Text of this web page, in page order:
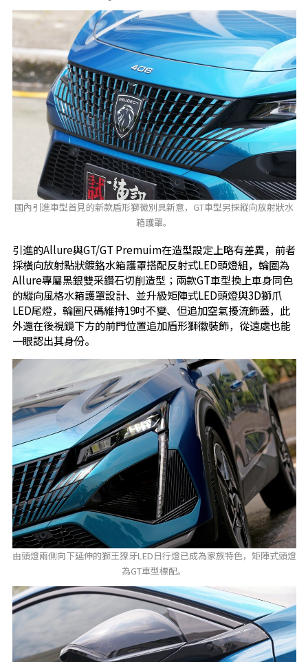
國內引進車型首見的新款盾形獅徽別具新意，GT車型另採縱向放射狀水
箱護罩。
引進的Allure與GT/GT Premuim在造型設定上略有差異，前者
採橫向放射點狀鍍鉻水箱護罩搭配反射式LED頭燈組，輪圈為
Allure專屬黑銀雙采鑽石切削造型；兩款GT車型換上車身同色
的縱向風格水箱護罩設計、並升級矩陣式LED頭燈與3D獅爪
LED尾燈，輪圈尺碼維持19吋不變、但追加空氣擾流飾蓋，此
外還在後視鏡下方的前門位置追加盾形獅徽裝飾，從遠處也能
一眼認出其身份。
由頭燈兩側向下延伸的獅王獠牙LED日行燈已成為家族特色，矩陣式頭燈
為GT車型標配。